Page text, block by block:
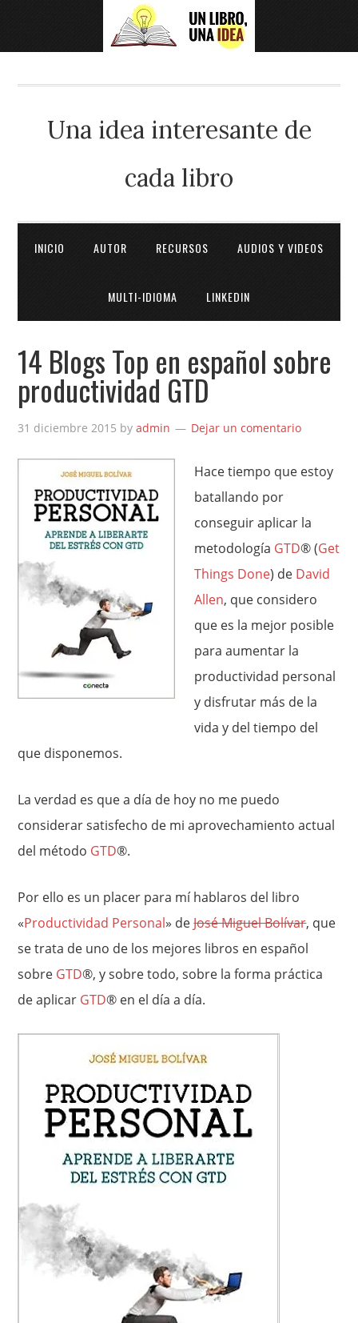
Una idea interesante de
cada libro
INICIO AUTOR RECURSOS AUDIOS Y VIDEOS
MULTI-IDIOMA LINKEDIN
14 Blogs Top en español sobre
productividad GTD
31 diciembre 2015 byadmin Dejar un comentario
Hace tiempo que estoy
batallando por
conseguir aplicar la
metodología GTD® (Get
Things Done) de David
Allen, que considero
que es la mejor posible
para aumentar la
productividad personal
y disfrutar más de la
vida y del tiempo del
que disponemos.
La verdad es que a día de hoy no me puedo
considerar satisfecho de mi aprovechamiento actual
del método GTD®.
Por ello es un placer para mí hablaros del libro
«Productividad Personal» deJosé Miguel Bolívar, que
se trata de uno de los mejores libros en español
sobre GTD®, y sobre todo, sobre la forma práctica
de aplicar GTD® en el día a día.